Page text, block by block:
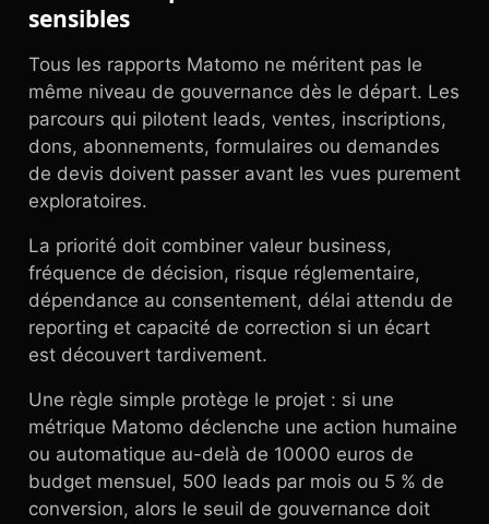
sensibles
Tous les rapports Matomo ne méritent pas le
même niveau de gouvernance dès le départ. Les
parcours qui pilotent leads, ventes, inscriptions,
dons, abonnements, formulaires ou demandes
de devis doivent passer avant les vues purement
exploratoires.
La priorité doit combiner valeur business,
fréquence de décision, risque réglementaire,
dépendance au consentement, délai attendu de
reporting et capacité de correction si un écart
est découvert tardivement.
Une règle simple protège le projet : si une
métrique Matomo déclenche une action humaine
ou automatique au-delà de 10000 euros de
budget mensuel, 500 leads par mois ou 5 % de
conversion, alors le seuil de gouvernance doit